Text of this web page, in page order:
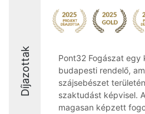
Díjazottak
Pont32 Fogászat egy
budapesti rendelő,
szájsebészet
szaktudást képvisel.
magasan képzett